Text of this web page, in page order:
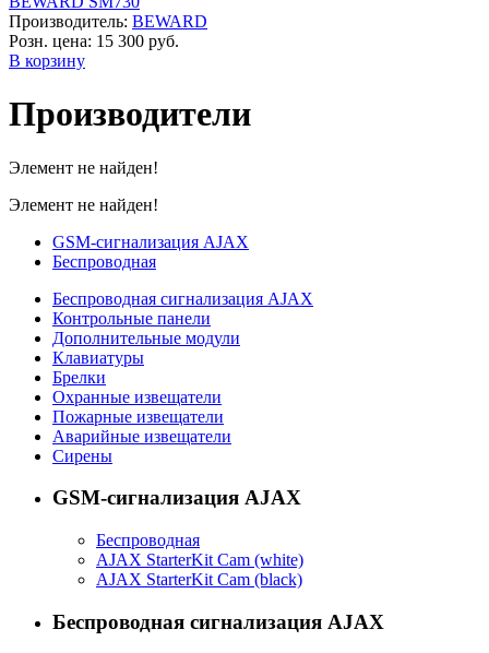
Производитель: BEWARD
Розн. цена: 15 300 руб.
В корзину
Производители
Элемент не найден!
Элемент не найден!
GSM-сигнализация AJAX
Беспроводная
Беспроводная сигнализация AJAX
Контрольные панели
Дополнительные модули
Клавиатуры
Брелки
Охранные извещатели
Пожарные извещатели
Аварийные извещатели
Сирены
GSM-сигнализация AJAX
Беспроводная
AJAX StarterKit Cam (white)
AJAX StarterKit Cam (black)
Беспроводная сигнализация AJAX